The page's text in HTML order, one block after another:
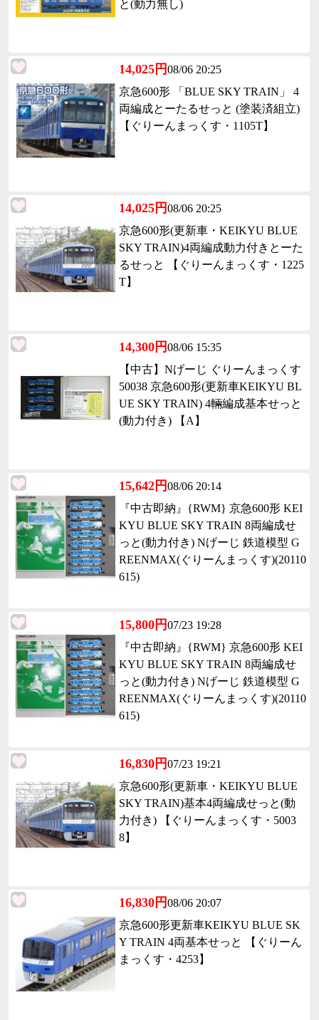
と(動力無し)
14,025円08/06 20:25
京急600形 「BLUE SKY TRAIN」 4
両編成とーたるせっと (塗装済組立)
【ぐりーんまっくす・1105T】
14,025円08/06 20:25
京急600形(更新車・KEIKYU BLUE
SKY TRAIN)4両編成動力付きとーた
るせっと 【ぐりーんまっくす・1225
T】
14,300円08/06 15:35
【中古】Nげーじ ぐりーんまっくす
50038 京急600形(更新車KEIKYU BL
UE SKY TRAIN) 4輛編成基本せっと
(動力付き) 【A】
15,642円08/06 20:14
『中古即納』{RWM} 京急600形 KEI
KYU BLUE SKY TRAIN 8両編成せ
っと(動力付き) Nげーじ 鉄道模型 G
REENMAX(ぐりーんまっくす)(20110
615)
15,800円07/23 19:28
『中古即納』{RWM} 京急600形 KEI
KYU BLUE SKY TRAIN 8両編成せ
っと(動力付き) Nげーじ 鉄道模型 G
REENMAX(ぐりーんまっくす)(20110
615)
16,830円07/23 19:21
京急600形(更新車・KEIKYU BLUE
SKY TRAIN)基本4両編成せっと(動
力付き) 【ぐりーんまっくす・5003
8】
16,830円08/06 20:07
京急600形更新車KEIKYU BLUE SK
Y TRAIN 4両基本せっと 【ぐりーん
まっくす・4253】